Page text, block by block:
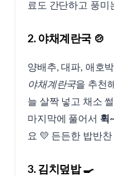
료도 간단하고 풍미
2. 야채계란국 🍲
양배추, 대파, 애호
야채계란국을 추천
늘 살짝 넣고 채소
마지막에 풀어서 휙
요 💛 든든한 밥반
3. 김치덮밥 🍳